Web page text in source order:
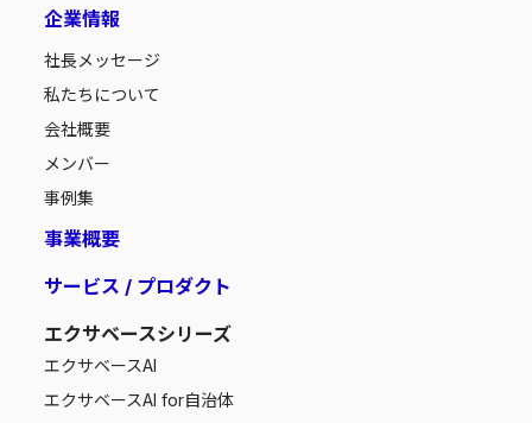
企業情報
社長メッセージ
私たちについて
会社概要
メンバー
事例集
事業概要
サービス / プロダクト
エクサベースシリーズ
エクサベースAI
エクサベースAI for自治体